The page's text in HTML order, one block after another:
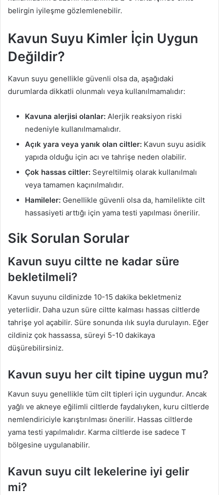
belirgin iyileşme gözlemlenebilir.
Kavun Suyu Kimler İçin Uygun
Değildir?
Kavun suyu genellikle güvenli olsa da, aşağıdaki
durumlarda dikkatli olunmalı veya kullanılmamalıdır:
Kavuna alerjisi olanlar: Alerjik reaksiyon riski
nedeniyle kullanılmamalıdır.
Açık yara veya yanık olan ciltler: Kavun suyu asidik
yapıda olduğu için acı ve tahrişe neden olabilir.
Çok hassas ciltler: Seyreltilmiş olarak kullanılmalı
veya tamamen kaçınılmalıdır.
Hamileler: Genellikle güvenli olsa da, hamilelikte cilt
hassasiyeti arttığı için yama testi yapılması önerilir.
Sik Sorulan Sorular
Kavun suyu ciltte ne kadar süre
bekletilmeli?
Kavun suyunu cildinizde 10-15 dakika bekletmeniz
yeterlidir. Daha uzun süre ciltte kalması hassas ciltlerde
tahrişe yol açabilir. Süre sonunda ılık suyla durulayın. Eğer
cildiniz çok hassassa, süreyi 5-10 dakikaya
düşürebilirsiniz.
Kavun suyu her cilt tipine uygun mu?
Kavun suyu genellikle tüm cilt tipleri için uygundur. Ancak
yağlı ve akneye eğilimli ciltlerde faydalıyken, kuru ciltlerde
nemlendiriciyle karıştırılması önerilir. Hassas ciltlerde
yama testi yapılmalıdır. Karma ciltlerde ise sadece T
bölgesine uygulanabilir.
Kavun suyu cilt lekelerine iyi gelir
mi?